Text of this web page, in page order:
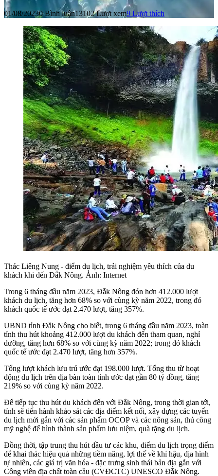
01/08/20230 Bình luận13102 Lượt xem9 Lượt thích
Thác Liêng Nung - điểm du lịch, trải nghiệm yêu thích của du
khách khi đến Đắk Nông. Ảnh: Internet
Trong 6 tháng đầu năm 2023, Đắk Nông đón hơn 412.000 lượt
khách du lịch, tăng hơn 68% so với cùng kỳ năm 2022, trong đó
khách quốc tế ước đạt 2.470 lượt, tăng 357%.
UBND tỉnh Đắk Nông cho biết, trong 6 tháng đầu năm 2023, toàn
tỉnh thu hút khoảng 412.000 lượt du khách đến tham quan, nghỉ
dưỡng, tăng hơn 68% so với cùng kỳ năm 2022; trong đó khách
quốc tế ước đạt 2.470 lượt, tăng hơn 357%.
Tổng lượt khách lưu trú ước đạt 198.000 lượt. Tổng thu từ hoạt
động du lịch trên địa bàn toàn tỉnh ước đạt gần 80 tỷ đồng, tăng
219% so với cùng kỳ năm 2022.
Để tiếp tục thu hút du khách đến với Đắk Nông, trong thời gian tới,
tỉnh sẽ tiến hành khảo sát các địa điểm kết nối, xây dựng các tuyến
du lịch mới gắn với các sản phẩm OCOP và các nông sản, thủ công
mỹ nghệ để hình thành sản phẩm lưu niệm, quà tặng du lịch.
Đồng thời, tập trung thu hút đầu tư các khu, điểm du lịch trọng điểm
để khai thác hiệu quả những tiềm năng, lợi thế về khí hậu, địa hình
tự nhiên, các giá trị văn hóa - đặc trưng sinh thái bản địa gắn với
Công viên địa chất toàn cầu (CVĐCTC) UNESCO Đắk Nông.